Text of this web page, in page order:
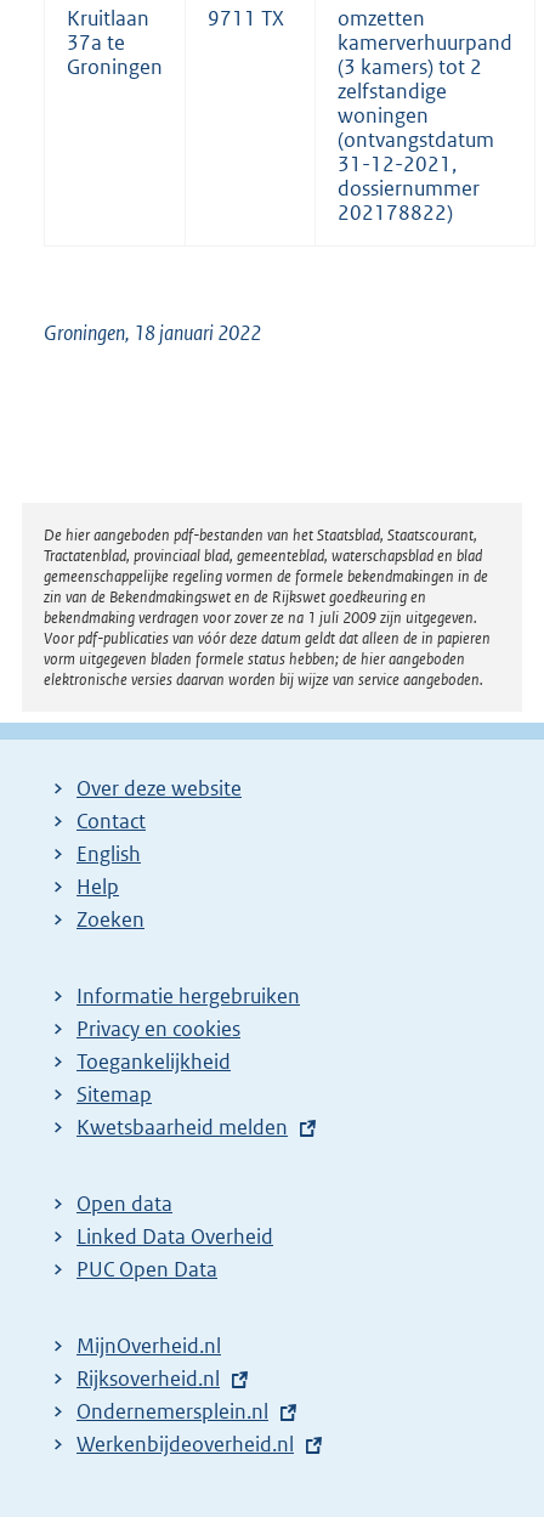
n
k
:
Kruitlaan
37a te
Groningen
9711 TX
omzetten
kamerverhuurpand
(3 kamers) tot 2
zelfstandige
woningen
(ontvangstdatum
31-12-2021,
dossiernummer
202178822)
Groningen, 18 januari 2022
Disclaimer
De hier aangeboden pdf-bestanden van het Staatsblad, Staatscourant,
Tractatenblad, provinciaal blad, gemeenteblad, waterschapsblad en blad
gemeenschappelijke regeling vormen de formele bekendmakingen in de
zin van de Bekendmakingswet en de Rijkswet goedkeuring en
bekendmaking verdragen voor zover ze na 1 juli 2009 zijn uitgegeven.
Voor pdf-publicaties van vóór deze datum geldt dat alleen de in papieren
vorm uitgegeven bladen formele status hebben; de hier aangeboden
elektronische versies daarvan worden bij wijze van service aangeboden.
Over deze website
Contact
English
Help
Zoeken
Informatie hergebruiken
Privacy en cookies
Toegankelijkheid
Sitemap
E
t
e
r
l
i
n
k
Kwetsbaarheid melden
Open data
Linked Data Overheid
PUC Open Data
MijnOverheid.nl
E
x
t
Rijksoverheid.nl
E
x
Ondernemersplein.nl
E
Werkenbijdeoverheid.nl